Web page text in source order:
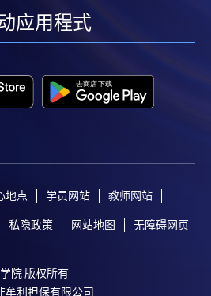
linkedin
应用程式
地点 学员网站 教师网站
私隐政策 网站地图 无障碍网页
院 版权所有
牟利担保有限公司